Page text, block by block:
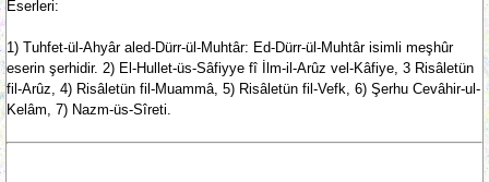
Eserleri:
1) Tuhfet-ül-Ahyâr aled-Dürr-ül-Muhtâr: Ed-Dürr-ül-Muhtâr isimli meşhûr
eserin şerhidir. 2) El-Hullet-üs-Sâfiyye fî İlm-il-Arûz vel-Kâfiye, 3 Risâletün
fil-Arûz, 4) Risâletün fil-Muammâ, 5) Risâletün fil-Vefk, 6) Şerhu Cevâhir-ul-
Kelâm, 7) Nazm-üs-Sîreti.